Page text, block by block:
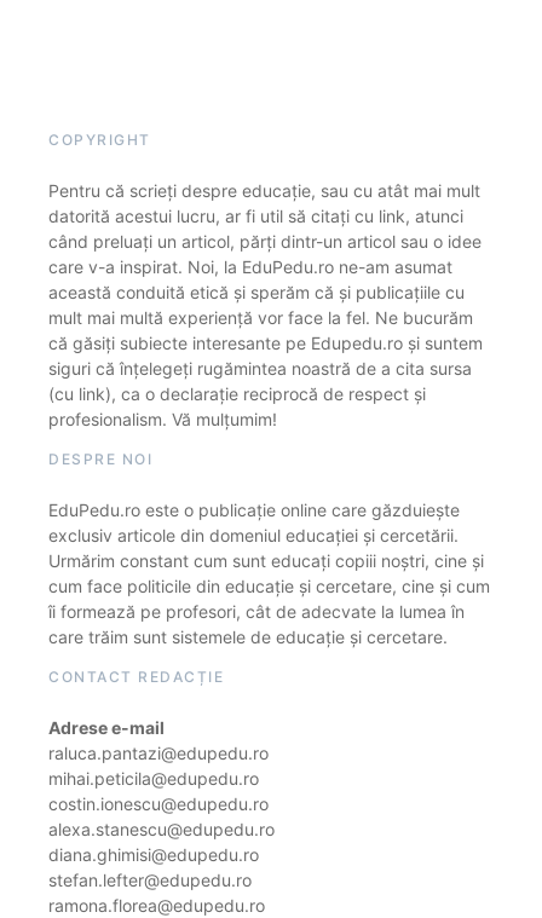
COPYRIGHT
Pentru că scrieți despre educație, sau cu atât mai mult
datorită acestui lucru, ar fi util să citați cu link, atunci
când preluați un articol, părți dintr-un articol sau o idee
care v-a inspirat. Noi, la EduPedu.ro ne-am asumat
această conduită etică și sperăm că și publicațiile cu
mult mai multă experiență vor face la fel. Ne bucurăm
că găsiți subiecte interesante pe Edupedu.ro și suntem
siguri că înțelegeți rugămintea noastră de a cita sursa
(cu link), ca o declarație reciprocă de respect și
profesionalism. Vă mulțumim!
DESPRE NOI
EduPedu.ro este o publicație online care găzduiește
exclusiv articole din domeniul educației și cercetării.
Urmărim constant cum sunt educați copiii noștri, cine și
cum face politicile din educație și cercetare, cine și cum
îi formează pe profesori, cât de adecvate la lumea în
care trăim sunt sistemele de educație și cercetare.
CONTACT REDACȚIE
Adrese e-mail
raluca.pantazi@edupedu.ro
mihai.peticila@edupedu.ro
costin.ionescu@edupedu.ro
alexa.stanescu@edupedu.ro
diana.ghimisi@edupedu.ro
stefan.lefter@edupedu.ro
ramona.florea@edupedu.ro